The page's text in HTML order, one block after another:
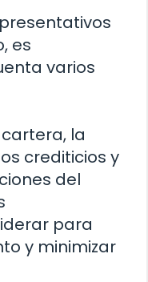
es
varios
la
crediticios y
del
para
y minimizar